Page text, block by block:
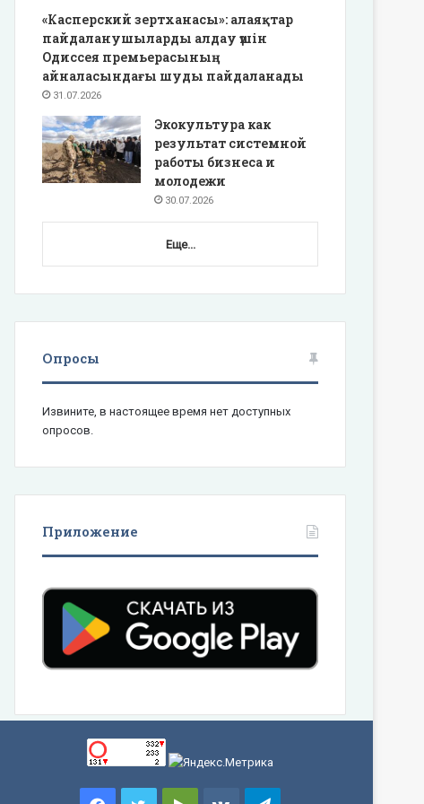
«Касперский зертханасы»: алаяқтар
пайдаланушыларды алдау үшін
Одиссея премьерасының
айналасындағы шуды пайдаланады
31.07.2026
Экокультура как
результат системной
работы бизнеса и
молодежи
30.07.2026
Еще...
Опросы
Извините, в настоящее время нет доступных
опросов.
Приложение